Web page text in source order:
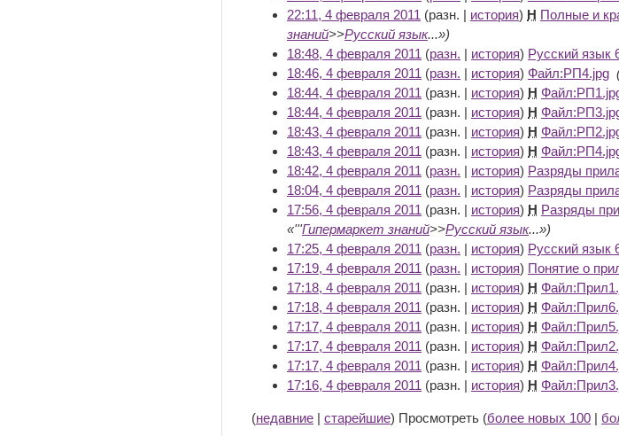
22:11, 4 февраля 2011 (разн. | история) Н Полные и
знаний>>Русский язык...»)
18:48, 4 февраля 2011 (разн. | история) Русский язык
18:46, 4 февраля 2011 (разн. | история) Файл:РП4.jpg
18:44, 4 февраля 2011 (разн. | история) Н
18:44, 4 февраля 2011 (разн. | история) Н
18:43, 4 февраля 2011 (разн. | история) Н
18:43, 4 февраля 2011 (разн. | история) Н
18:42, 4 февраля 2011 (разн. | история) Разряды
18:04, 4 февраля 2011 (разн. | история) Разряды
17:56, 4 февраля 2011 (разн. | история) Н Разряды
«'''Гипермаркет знаний>>Русский язык...»)
17:25, 4 февраля 2011 (разн. | история) Русский язык
17:19, 4 февраля 2011 (разн. | история) Понятие о
17:18, 4 февраля 2011 (разн. | история) Н
17:18, 4 февраля 2011 (разн. | история) Н
17:17, 4 февраля 2011 (разн. | история) Н
17:17, 4 февраля 2011 (разн. | история) Н
17:17, 4 февраля 2011 (разн. | история) Н
17:16, 4 февраля 2011 (разн. | история) Н
(недавние | старейшие) Просмотреть (более новых 100 |